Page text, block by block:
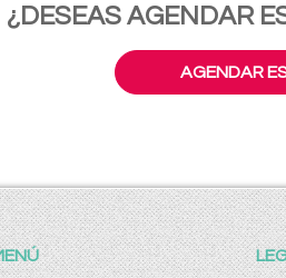
¿DESEAS AGENDAR
AGENDAR